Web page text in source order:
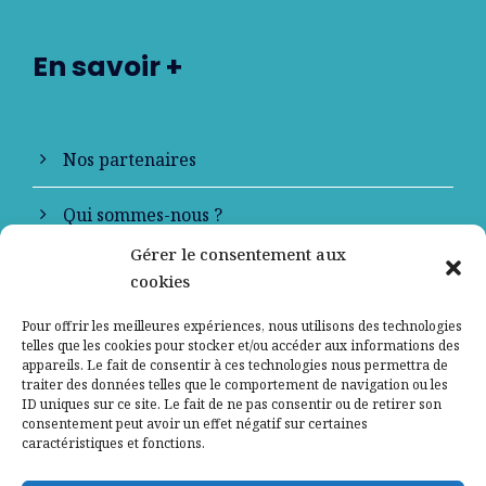
Gérer le consentement aux
cookies
Pour offrir les meilleures expériences, nous utilisons des technologies
telles que les cookies pour stocker et/ou accéder aux informations des
appareils. Le fait de consentir à ces technologies nous permettra de
traiter des données telles que le comportement de navigation ou les
ID uniques sur ce site. Le fait de ne pas consentir ou de retirer son
consentement peut avoir un effet négatif sur certaines
caractéristiques et fonctions.
En savoir +
Nos partenaires
Qui sommes-nous ?
Contactez-nous
Mentions légales
Politique de confidentialité